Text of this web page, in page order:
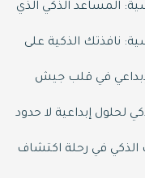
المساعد الذكي الذي
نافذتك الذكية على
في قلب جيش
لحلول إبداعية لا حدود
الذكي في رحلة اكتشاف